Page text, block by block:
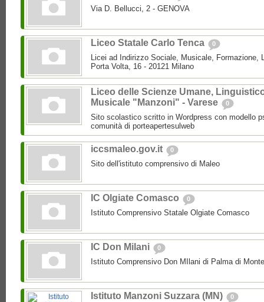
Via D. Bellucci, 2 - GENOVA
Liceo Statale Carlo Tenca 0
Licei ad Indirizzo Sociale, Musicale, Formazione,
Porta Volta, 16 - 20121 Milano
Liceo delle Scienze Umane,
Musicale "Manzoni" - Varese
0
Sito scolastico scritto in Wordpress con modello
comunità di porteapertesulweb
iccsmaleo.gov.it 0
Sito dell'istituto comprensivo di Maleo
IC Olgiate Comasco 0
Istituto Comprensivo Statale Olgiate Comasco
IC Don Milani 0
Istituto Comprensivo Don MIlani di Palma di
Istituto Manzoni Suzzara (MN) 0